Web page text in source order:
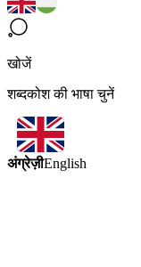
खोजें
शब्दकोश की भाषा चुनें
अंग्रेज़ीEnglish